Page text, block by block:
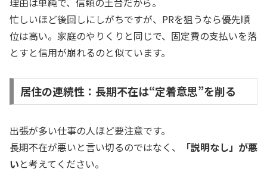
忙しいほど後回しにしがちですが、PRを狙うなら優先順
位は高い。家庭のやりくりと同じで、固定費の支払いを落
とすと信用が崩れるのと似ています。
居住の連続性：長期不在は“定着意思”を削る
出張が多い仕事の人ほど要注意です。
長期不在が悪いと言い切るのではなく、
「説明なし」が悪
いと考えてください。